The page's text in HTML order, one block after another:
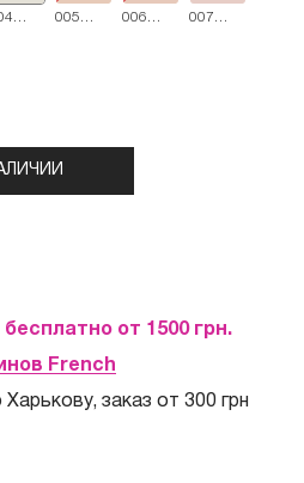
005
006
007
бесплатно от 1500 грн.
French
заказ от 300 грн